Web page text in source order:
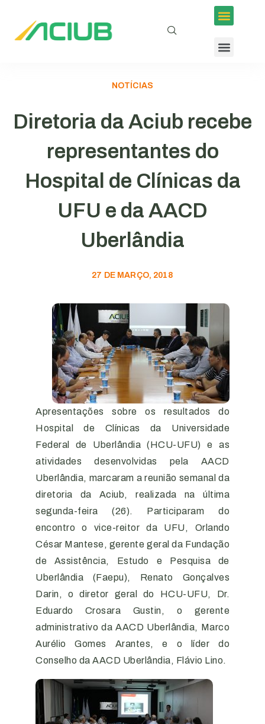
NOTÍCIAS
Diretoria da Aciub recebe
representantes do
Hospital de Clínicas da
UFU e da AACD
Uberlândia
27 DE MARÇO, 2018
Apresentações sobre os resultados do
Hospital de Clínicas da Universidade
Federal de Uberlândia (HCU-UFU) e as
atividades desenvolvidas pela AACD
Uberlândia, marcaram a reunião semanal da
diretoria da Aciub, realizada na última
segunda-feira (26). Participaram do
encontro o vice-reitor da UFU, Orlando
César Mantese, gerente geral da Fundação
de Assistência, Estudo e Pesquisa de
Uberlândia (Faepu), Renato Gonçalves
Darin, o diretor geral do HCU-UFU, Dr.
Eduardo Crosara Gustin, o gerente
administrativo da AACD Uberlândia, Marco
Aurélio Gomes Arantes, e o líder do
Conselho da AACD Uberlândia, Flávio Lino.